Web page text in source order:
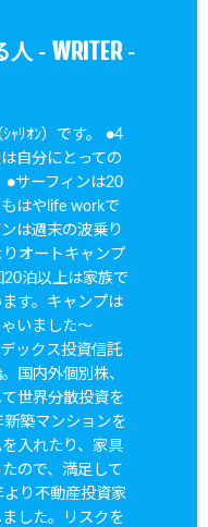
人 - WRITER-
ｬﾘｵﾝ）です。 ●4
自分にとっての
●サーフィンは20
はやlife workで
は週末の波乗り
オートキャンプ
泊以上は家族で
す。キャンプは
いました〜
ックス投資信託
国内外個別株、
世界分散投資を
築マンションを
入れたり、家具
ので、満足して
り不動産投資家
した。リスクを